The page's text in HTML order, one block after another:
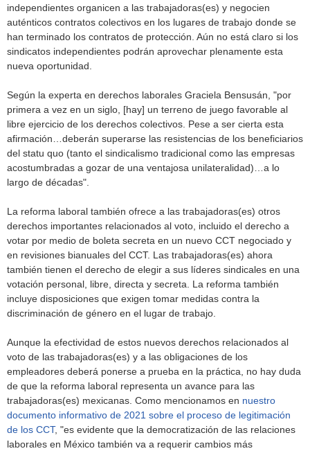
independientes organicen a las trabajadoras(es) y negocien
auténticos contratos colectivos en los lugares de trabajo donde se
han terminado los contratos de protección. Aún no está claro si los
sindicatos independientes podrán aprovechar plenamente esta
nueva oportunidad.
Según la experta en derechos laborales Graciela Bensusán, "por
primera a vez en un siglo, [hay] un terreno de juego favorable al
libre ejercicio de los derechos colectivos. Pese a ser cierta esta
afirmación…deberán superarse las resistencias de los beneficiarios
del statu quo (tanto el sindicalismo tradicional como las empresas
acostumbradas a gozar de una ventajosa unilateralidad)…a lo
largo de décadas".
La reforma laboral también ofrece a las trabajadoras(es) otros
derechos importantes relacionados al voto, incluido el derecho a
votar por medio de boleta secreta en un nuevo CCT negociado y
en revisiones bianuales del CCT. Las trabajadoras(es) ahora
también tienen el derecho de elegir a sus líderes sindicales en una
votación personal, libre, directa y secreta. La reforma también
incluye disposiciones que exigen tomar medidas contra la
discriminación de género en el lugar de trabajo.
Aunque la efectividad de estos nuevos derechos relacionados al
voto de las trabajadoras(es) y a las obligaciones de los
empleadores deberá ponerse a prueba en la práctica, no hay duda
de que la reforma laboral representa un avance para las
trabajadoras(es) mexicanas. Como mencionamos en nuestro
documento informativo de 2021 sobre el proceso de legitimación
de los CCT, "es evidente que la democratización de las relaciones
laborales en México también va a requerir cambios más